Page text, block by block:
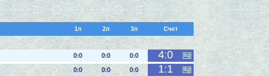
1п 2п 3п Cчет
0:0 0:0 0:0 4:0
0:0 0:0 0:0 1:1